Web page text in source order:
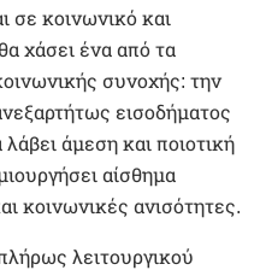
σε κοινωνικό και
χάσει ένα από τα
συνοχής: την
εισοδήματος
άμεση και ποιοτική
αίσθημα
κοινωνικές ανισότητες.
λειτουργικού